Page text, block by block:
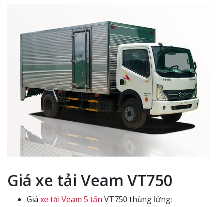
Giá xe tải Veam VT750
Giá xe tải Veam 5 tấn VT750 thùng lửng: